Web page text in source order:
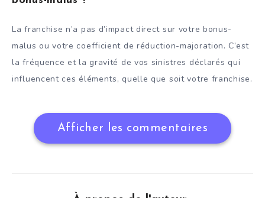
La franchise n’a pas d’impact direct sur votre bonus-
malus ou votre coefficient de réduction-majoration. C’est
la fréquence et la gravité de vos sinistres déclarés qui
influencent ces éléments, quelle que soit votre franchise.
Afficher les commentaires